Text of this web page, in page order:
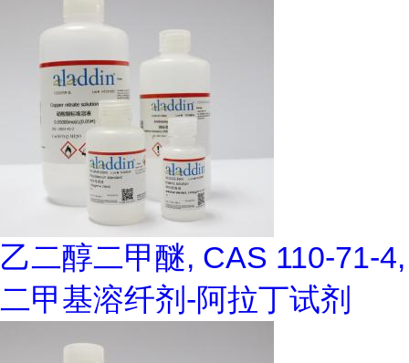
乙二醇二甲醚, CAS 110-71-4,
二甲基溶纤剂-阿拉丁试剂